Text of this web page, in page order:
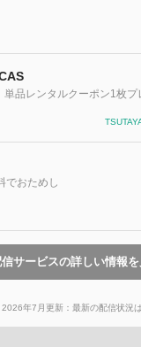
単品レンタルクーポン1枚プ
でおためし
サービスの詳しい情報を
2026年7月更新：最新の配信状況